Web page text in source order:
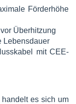
Förderhöhe
Überhitzung
Lebensdauer
mit CEE-
es sich um